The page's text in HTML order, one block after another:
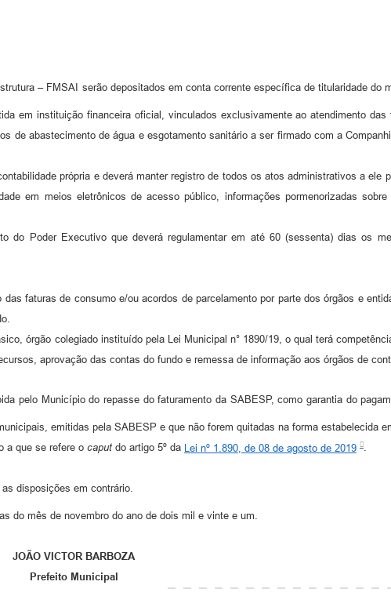
– FMSAI serão depositados em conta corrente específica de titularidade do
em instituição financeira oficial, vinculados exclusivamente ao atendimento
de abastecimento de água e esgotamento sanitário a ser firmado com a
própria e deverá manter registro de todos os atos administrativos a ele
em meios eletrônicos de acesso público, informações pormenorizadas
do Poder Executivo que deverá regulamentar em até 60 (sessenta) dias os
faturas de consumo e/ou acordos de parcelamento por parte dos órgãos e
órgão colegiado instituído pela Lei Municipal n° 1890/19, o qual terá
aprovação das contas do fundo e remessa de informação aos órgãos de
pelo Município do repasse do faturamento da SABESP, como garantia do
emitidas pela SABESP e que não forem quitadas na forma estabelecida
a que se refere o caput do artigo 5º da Lei nº 1.890, de 08 de agosto de 2019 .
disposições em contrário.
do mês de novembro do ano de dois mil e vinte e um.
JOÃO VICTOR BARBOZA
Prefeito Municipal